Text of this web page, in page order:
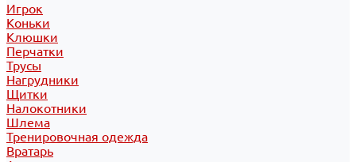
Игрок
Коньки
Клюшки
Перчатки
Трусы
Нагрудники
Щитки
Налокотники
Шлема
Тренировочная одежда
Вратарь